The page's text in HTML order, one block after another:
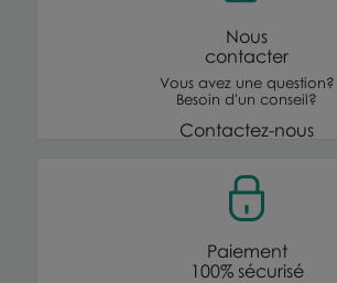
Nous
contacter
Vous avez une question?
Besoin d'un conseil?
Contactez-nous
Paiement
100% sécurisé